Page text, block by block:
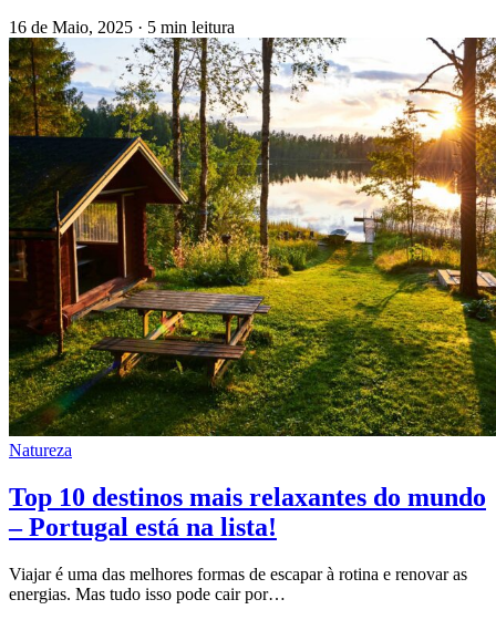
16 de Maio, 2025 · 5 min leitura
Natureza
Top 10 destinos mais relaxantes do mundo
– Portugal está na lista!
Viajar é uma das melhores formas de escapar à rotina e renovar as
energias. Mas tudo isso pode cair por…